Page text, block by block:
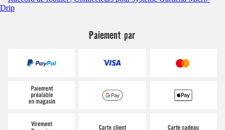
Drip
Paiement par